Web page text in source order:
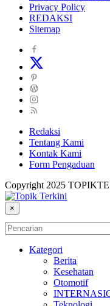
Privacy Policy
REDAKSI
Sitemap
Redaksi
Tentang Kami
Kontak Kami
Form Pengaduan
Copyright 2025
×
Kategori
Berita
Kesehatan
Otomotif